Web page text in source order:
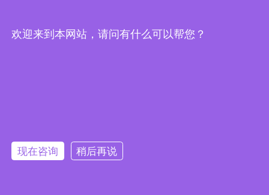
欢迎来到本网站，请问有什么可以帮您？
现在咨询 稍后再说